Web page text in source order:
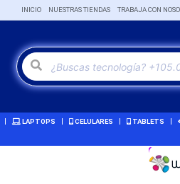
INICIO NUESTRAS TIENDAS TRABAJA CON
LAPTOPS CELULARES TABLETS